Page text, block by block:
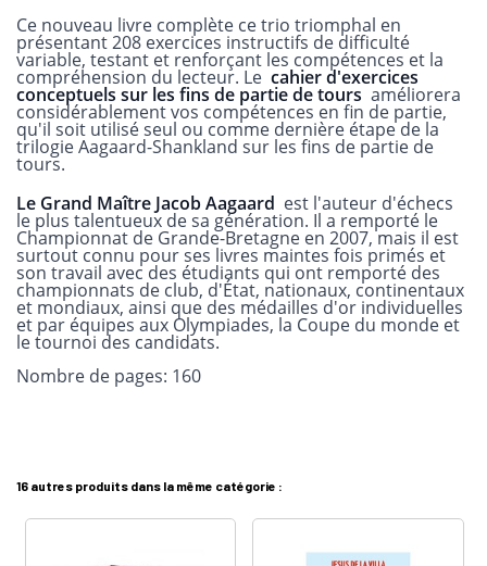
Ce nouveau livre complète ce trio triomphal en
présentant 208 exercices instructifs de difficulté
variable, testant et renforçant les compétences et la
compréhension du lecteur. Le cahier d'exercices
conceptuels sur les fins de partie de tours améliorera
considérablement vos compétences en fin de partie,
qu'il soit utilisé seul ou comme dernière étape de la
trilogie Aagaard-Shankland sur les fins de partie de
tours.
Le Grand Maître Jacob Aagaard est l'auteur d'échecs
le plus talentueux de sa génération. Il a remporté le
Championnat de Grande-Bretagne en 2007, mais il est
surtout connu pour ses livres maintes fois primés et
son travail avec des étudiants qui ont remporté des
championnats de club, d'État, nationaux, continentaux
et mondiaux, ainsi que des médailles d'or individuelles
et par équipes aux Olympiades, la Coupe du monde et
le tournoi des candidats.
Nombre de pages: 160
16 autres produits dans la même catégorie :